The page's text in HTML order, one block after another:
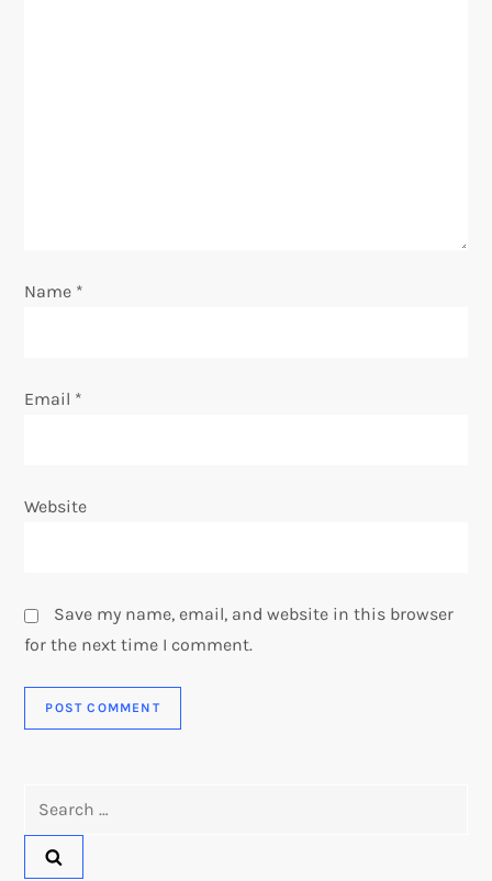
n
Name *
Email *
Website
Save my name, email, and website in this browser
for the next time I comment.